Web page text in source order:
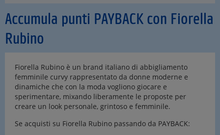
Accumula punti PAYBACK con Fiorella
Rubino
Fiorella Rubino è un brand italiano di abbigliamento
femminile curvy rappresentato da donne moderne e
dinamiche che con la moda vogliono giocare e
sperimentare, mixando liberamente le proposte per
creare un look personale, grintoso e femminile.
Se acquisti su Fiorella Rubino passando da PAYBACK: